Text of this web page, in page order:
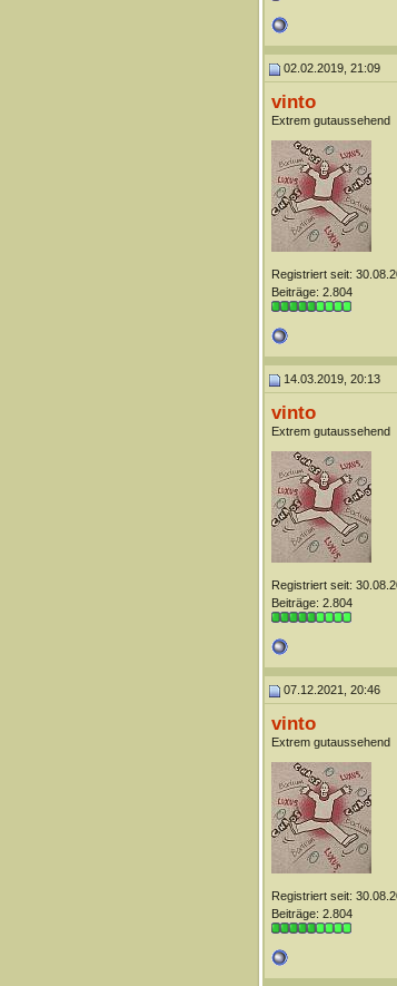
02.02.2019, 21:09
vinto
Extrem gutaussehend
Registriert seit:
Beiträge: 2.804
14.03.2019, 20:13
vinto
Extrem gutaussehend
Registriert seit:
Beiträge: 2.804
07.12.2021, 20:46
vinto
Extrem gutaussehend
Registriert seit:
Beiträge: 2.804